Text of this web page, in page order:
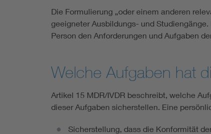
Die Formulierung „oder einem anderen
geeigneter Ausbildungs- und
Person den Anforderungen und Aufgaben
Welche Aufgaben hat
Artikel 15 MDR/IVDR beschreibt, welche
dieser Aufgaben sicherstellen. Eine
Sicherstellung, dass die Konformität